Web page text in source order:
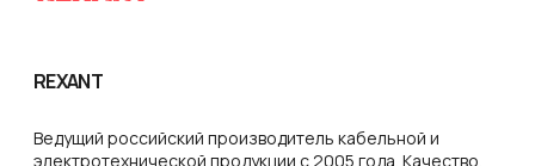
REXANT
Ведущий российский производитель кабельной и
электротехнической продукции с 2005 года. Качество,